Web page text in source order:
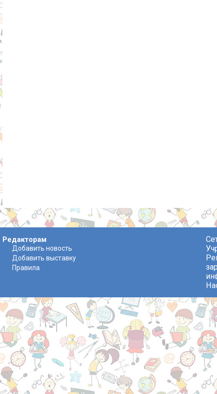
Редакторам
Добавить новость
Добавить выставку
Правила